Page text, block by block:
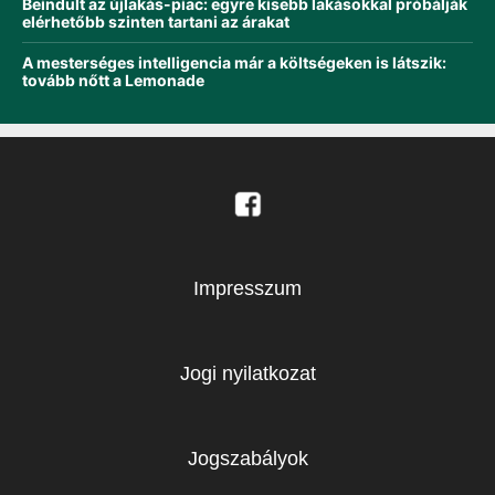
Beindult az újlakás-piac: egyre kisebb lakásokkal próbálják
elérhetőbb szinten tartani az árakat
A mesterséges intelligencia már a költségeken is látszik:
tovább nőtt a Lemonade
Impresszum
Jogi nyilatkozat
Jogszabályok